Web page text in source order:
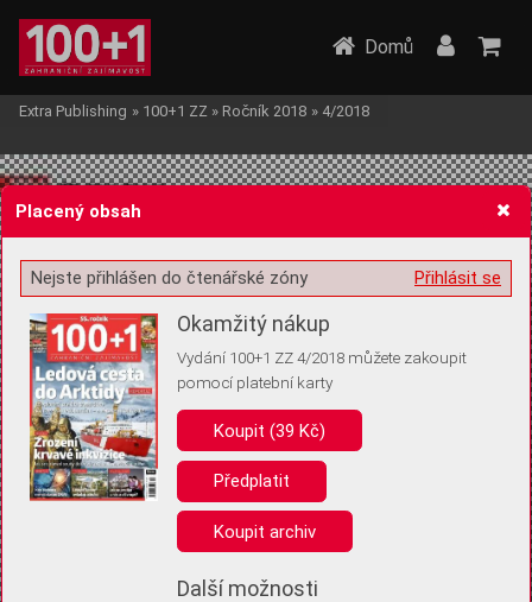
Žádost o souhlas s ukládáním volitelných informací
Pro základní fungování webu nepotřebujeme ukládat žádné informace
(tzv. cookies apod.). Rádi bychom vás ale požádali o souhlas s
uložením volitelných informací:
Anonymní unikátní ID
Díky němu příště poznáme, že se jedná o stejné zařízení, a
Identifikátor je zcela anonymní.
Domů
Extra Publishing » 100+1 ZZ » Ročník 2018 » 4/2018
Placený obsah
Přihlásit se
Nejste přihlášen do čtenářské zóny
Okamžitý nákup
Vydání 100+1 ZZ 4/2018 můžete zakoupit
pomocí platební karty
Koupit (39 Kč)
Předplatit
Koupit archiv
Další možnosti